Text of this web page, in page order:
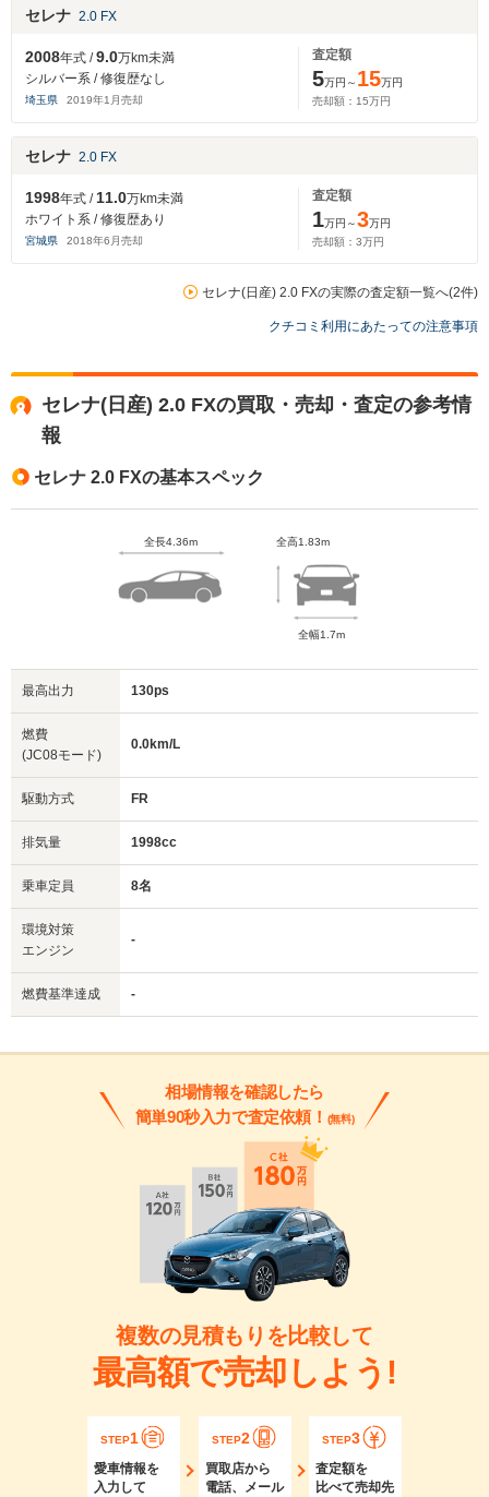
セレナ 2.0 FX
2008年式 /9.0万km未満
シルバー系 / 修復歴なし
埼玉県 2019年1 月売却
査定額
5万円～ 15万円
売却額： 15万円
セレナ 2.0 FX
1998年式 /11.0万km未満
ホワイト系 / 修復歴あり
宮城県 2018年6 月売却
査定額
1万円～3万円
売却額： 3万円
セレナ(日産) 2.0 FXの実際の査定額一覧へ(2件)
クチコミ利用にあたっての注意事項
セレナ(日産) 2.0 FXの買取・売却・査定の参考情
報
セレナ 2.0 FXの基本スペック
全長4.36m 全高1.83m
全幅1.7m
最高出力 130ps
燃費
(JC08モード)
0.0km/L
駆動方式 FR
排気量 1998cc
乗車定員 8名
環境対策
エンジン
-
燃費基準達成 -
相場情報を確認したら
簡単90秒入力で査定依頼！ (無料)
複数の見積もりを比較して
最高額で売却しよう!
STEP1
愛車情報を
入力して
STEP2
買取店から
電話、メール
STEP3
査定額を
比べて売却先